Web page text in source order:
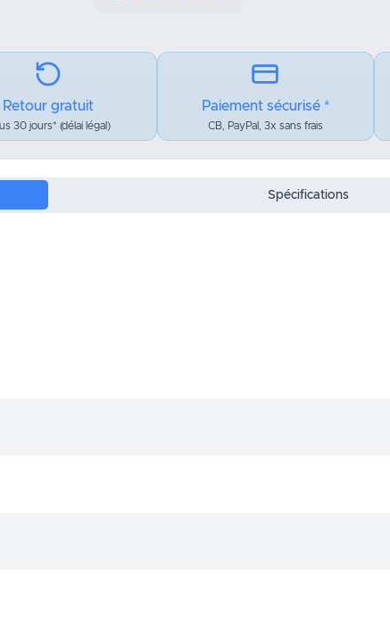
Retour gratuit
30 jours* (délai légal)
Paiement sécurisé *
CB, PayPal, 3x sans frais
Spécifications